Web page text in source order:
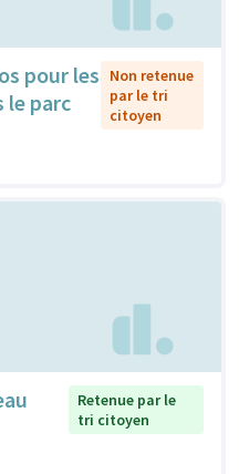
pour les
le parc
Non retenue
par le tri
citoyen
Retenue par le
tri citoyen